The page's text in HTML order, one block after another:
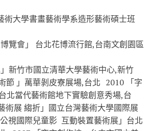
術大學書畫藝術學系造形藝術碩士班
覽會」 台北花博流行館,台南文創園區
新竹市國立清華大學藝術中心,新竹
節 」萬華剝皮寮展場,台北 2010 「字
北當代藝術館地下實驗創意秀場,台
術展 縐折」國立台灣藝術大學國際展
視國際兒童影 互動裝置藝術展」台北